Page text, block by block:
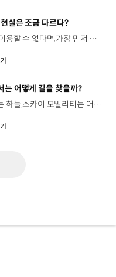
실은 조금 다르다?
모든 차가 하늘길을 이용할 수 없다면,가장 먼저 하늘을 달리게 될 모빌리티는 무엇일까요? 현대진행형 팟캐스트 EP.20에서 확인하세요.📻 #현대자동차그룹 #현대진행형 #모빌리티팟캐스트 #하늘길 #스카이모빌리티 #우주 #우주항공 #자율주행 #모빌리티
는 어떻게 길을 찾을까?
도로도 이정표도 없는 하늘.스카이 모빌리티는 어떻게 목적지까지 이동할 수 있을까요? 현대진행형 팟캐스트 EP.20에서 확인하세요.📻 #현대자동차그룹 #현대진행형 #모빌리티팟캐스트 #하늘길 #스카이모빌리티 #우주 #우주항공 #자율주행 #모빌리티